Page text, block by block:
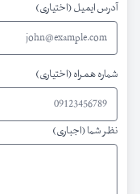
آدرس ایمیل (اختیاری)
شماره همراه (اختیاری)
نظر شما (اجباری)